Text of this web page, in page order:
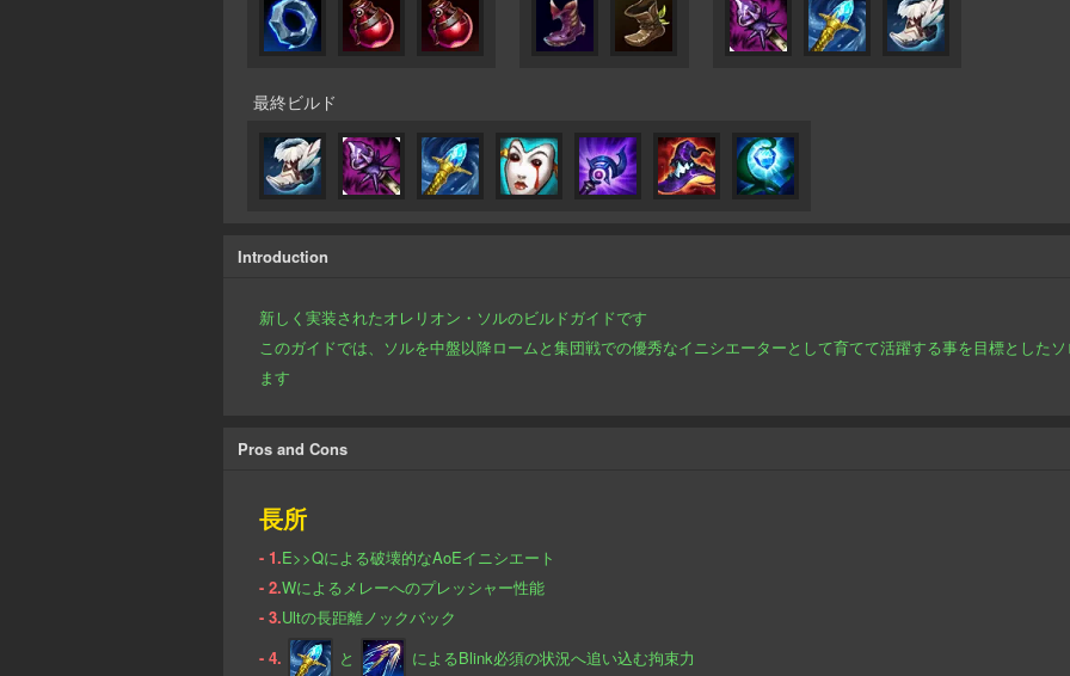
最終ビルド
Introduction
新しく実装されたオレリオン・ソルのビルドガイドです
このガイドでは、ソルを中盤以降ロームと集団戦での優秀なイニシエーターとして育てて活躍する事を目標とした
ます
Pros and Cons
長所
- 1.E>>Qによる破壊的なAoEイニシエート
- 2.Wによるメレーへのプレッシャー性能
- 3.Ultの長距離ノックバック
- 4.
と によるBlink必須の状況へ追い込む拘束力